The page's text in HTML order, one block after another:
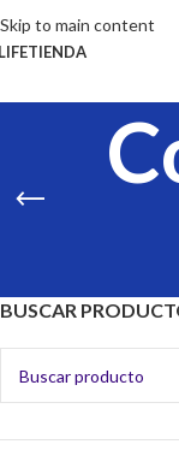
Skip to main content
TIENDA
BUSCAR